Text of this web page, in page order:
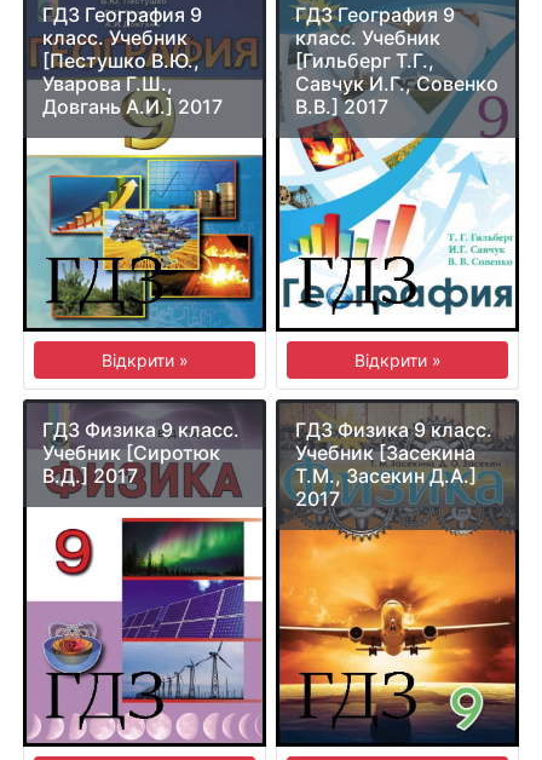
ГДЗ География 9
класс. Учебник
[Пестушко В.Ю.,
Уварова Г.Ш.,
Довгань А.И.] 2017
Відкрити »
ГДЗ География 9
класс. Учебник
[Гильберг Т.Г.,
Савчук И.Г., Совенко
В.В.] 2017
Відкрити »
ГДЗ Физика 9 класс.
Учебник [Сиротюк
В.Д.] 2017
ГДЗ Физика 9 класс.
Учебник [Засекина
Т.М., Засекин Д.А.]
2017